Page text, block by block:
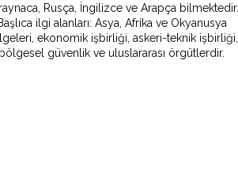
Rusça, İngilizce ve Arapça bilmektedir.
ilgi alanları: Asya, Afrika ve Okyanusya
ekonomik işbirliği, askeri-teknik işbirliği,
bölgesel güvenlik ve uluslararası örgütlerdir.